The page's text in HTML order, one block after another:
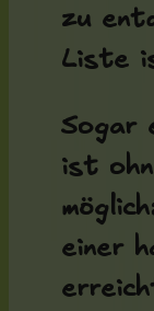
zu
Liste
Sogar
ist
einer